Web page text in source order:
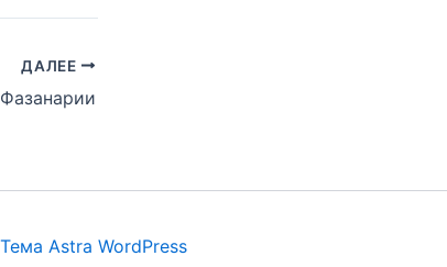
ДАЛЕЕ
Тема Astra WordPress